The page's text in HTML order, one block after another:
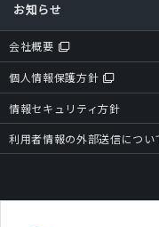
お知らせ
会社概要
個人情報保護方針
情報セキュリティ方針
利用者情報の外部送信につい